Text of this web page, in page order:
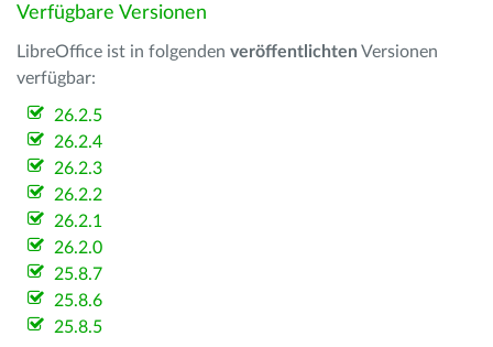
Verfügbare Versionen
LibreOffice ist in folgenden veröffentlichten Versionen
verfügbar:
26.2.5
26.2.4
26.2.3
26.2.2
26.2.1
26.2.0
25.8.7
25.8.6
25.8.5